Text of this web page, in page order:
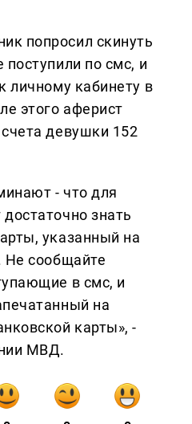
попросил скинуть
по смс, и
личному кабинету в
этого аферист
девушки 152
- что для
знать
указанный на
Не сообщайте
в смс, и
на
карты», -
МВД.